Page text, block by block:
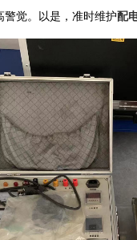
觉。以是，准时维护配